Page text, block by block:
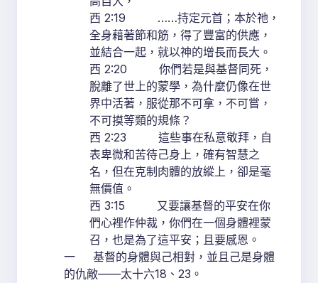
西 2:19 ……持定元首；本於祂，
全身藉著節和筋，得了豐富的供應，
並結合一起，就以神的增長而長大。
西 2:20 你們若是與基督同死，
脫離了世上的蒙學，為什麼仍像在世
界中活著，服從那不可拿，不可嘗，
不可摸等類的規條？
西 2:23 這些事在私意敬拜，自
表卑微和苦待己身上，確有智慧之
名，但在克制肉體的放縱上，卻是毫
無價值。
西 3:15 又要讓基督的平安在你
們心裡作仲裁，你們在一個身體裡蒙
召，也是為了這平安；且要感恩。
一 基督的身體與己相對，並且己是身體
的仇敵——太十六18、23。